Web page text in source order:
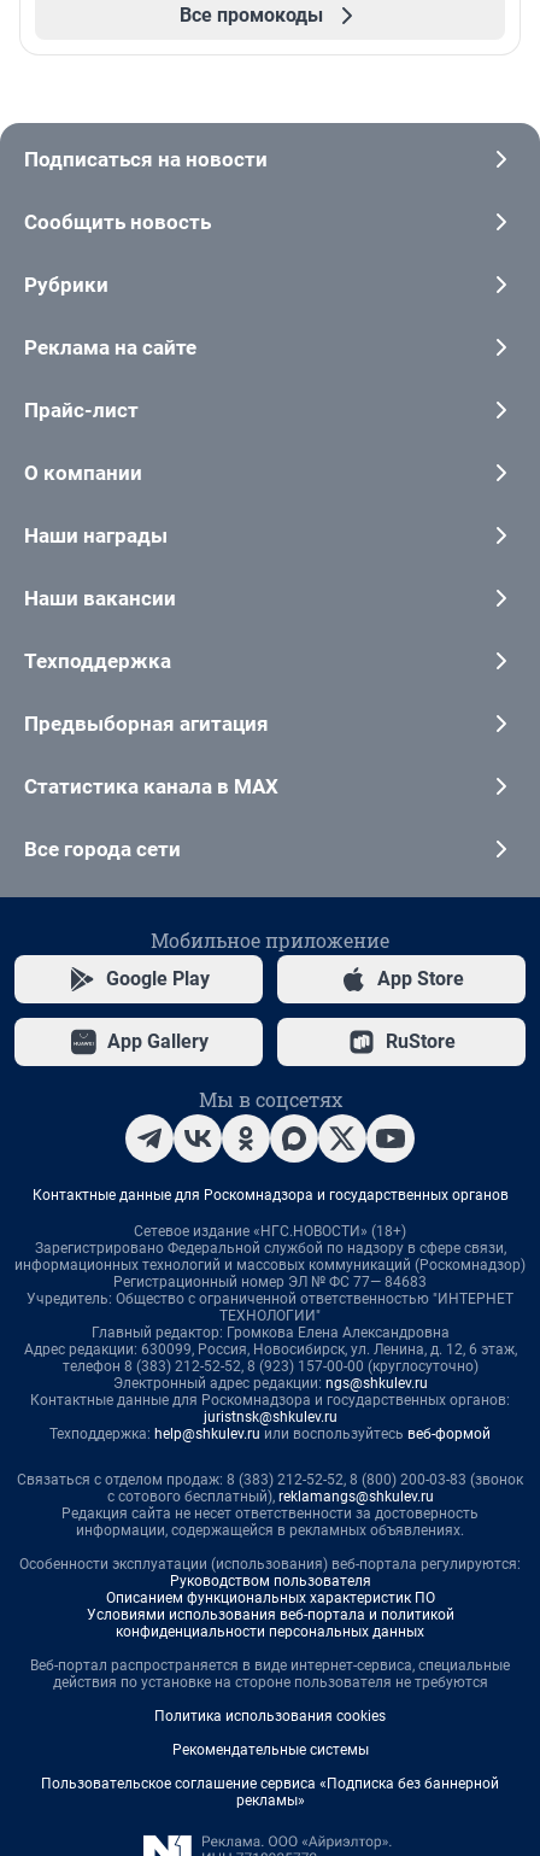
Все промокоды
Подписаться на новости
Сообщить новость
Рубрики
Реклама на сайте
Прайс-лист
О компании
Наши награды
Наши вакансии
Техподдержка
Предвыборная агитация
Статистика канала в MAX
Все города сети
Мобильное приложение
Google Play App Store
App Gallery RuStore
Мы в соцсетях
Контактные данные для Роскомнадзора и государственных органов
Сетевое издание «НГС.НОВОСТИ» (18+)
Зарегистрировано Федеральной службой по надзору в сфере связи,
информационных технологий и массовых коммуникаций (Роскомнадзор)
Регистрационный номер ЭЛ № ФС 77— 84683
Учредитель: Общество с ограниченной ответственностью "ИНТЕРНЕТ
ТЕХНОЛОГИИ"
Главный редактор: Громкова Елена Александровна
Адрес редакции: 630099, Россия, Новосибирск, ул. Ленина, д. 12, 6 этаж,
телефон 8 (383) 212-52-52, 8 (923) 157-00-00 (круглосуточно)
Электронный адрес редакции: ngs@shkulev.ru
Контактные данные для Роскомнадзора и государственных органов:
juristnsk@shkulev.ru
Техподдержка: help@shkulev.ru или воспользуйтесь веб-формой
Связаться с отделом продаж: 8 (383) 212-52-52, 8 (800) 200-03-83 (звонок
с сотового бесплатный), reklamangs@shkulev.ru
Редакция сайта не несет ответственности за достоверность
информации, содержащейся в рекламных объявлениях.
Особенности эксплуатации (использования) веб-портала регулируются:
Руководством пользователя
Описанием функциональных характеристик ПО
Условиями использования веб-портала и политикой
конфиденциальности персональных данных
Веб-портал распространяется в виде интернет-сервиса, специальные
действия по установке на стороне пользователя не требуются
Политика использования cookies
Рекомендательные системы
Пользовательское соглашение сервиса «Подписка без баннерной
рекламы»